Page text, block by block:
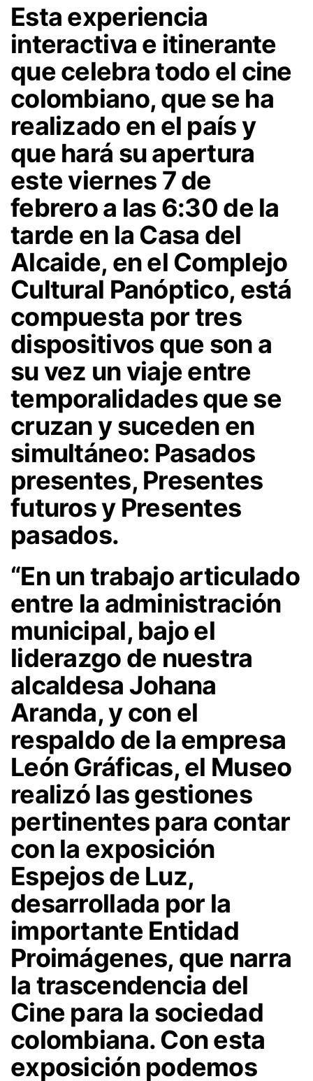
Esta experiencia
interactiva e itinerante
que celebra todo el cine
colombiano, que se ha
realizado en el país y
que hará su apertura
este viernes 7 de
febrero a las 6:30 de la
tarde en la Casa del
Alcaide, en el Complejo
Cultural Panóptico, está
compuesta por tres
dispositivos que son a
su vez un viaje entre
temporalidades que se
cruzan y suceden en
simultáneo: Pasados
presentes, Presentes
futuros y Presentes
pasados.
“En un trabajo articulado
entre la administración
municipal, bajo el
liderazgo de nuestra
alcaldesa Johana
Aranda, y con el
respaldo de la empresa
León Gráficas, el Museo
realizó las gestiones
pertinentes para contar
con la exposición
Espejos de Luz,
desarrollada por la
importante Entidad
Proimágenes, que narra
la trascendencia del
Cine para la sociedad
colombiana. Con esta
exposición podemos